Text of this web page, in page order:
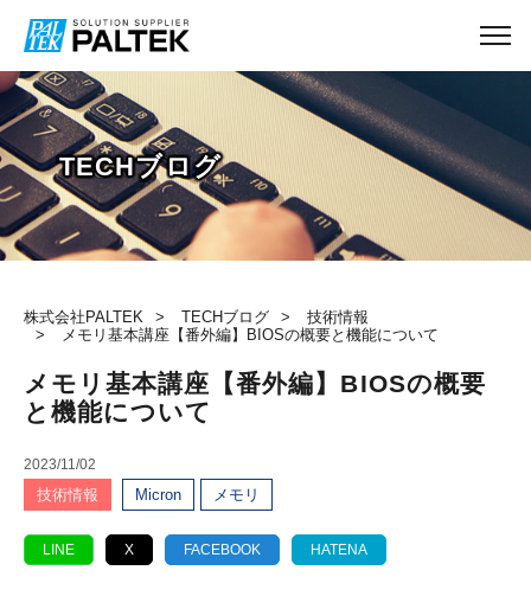
株式会社PALTEK TECHブログ
技術情報
メモリ基本講座【番外編】BIOSの概要と機能について
TECHブログ
メモリ基本講座【番外編】BIOSの概要
と機能について
2023/11/02
技術情報 Micron メモリ
LINE X FACEBOOK HATENA